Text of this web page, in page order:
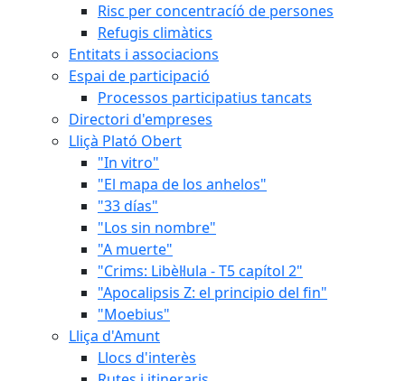
Risc per concentracíó de persones
Refugis climàtics
Entitats i associacions
Espai de participació
Processos participatius tancats
Directori d'empreses
Lliçà Plató Obert
"In vitro"
"El mapa de los anhelos"
"33 días"
"Los sin nombre"
"A muerte"
"Crims: Libèl·lula - T5 capítol 2"
"Apocalipsis Z: el principio del fin"
"Moebius"
Lliça d'Amunt
Llocs d'interès